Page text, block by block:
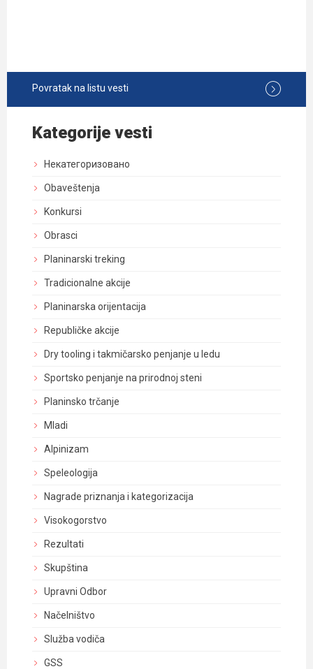
Povratak na listu vesti
Kategorije vesti
Некатегоризовано
Obaveštenja
Konkursi
Obrasci
Planinarski treking
Tradicionalne akcije
Planinarska orijentacija
Republičke akcije
Dry tooling i takmičarsko penjanje u ledu
Sportsko penjanje na prirodnoj steni
Planinsko trčanje
Mladi
Alpinizam
Speleologija
Nagrade priznanja i kategorizacija
Visokogorstvo
Rezultati
Skupština
Upravni Odbor
Načelništvo
Služba vodiča
GSS